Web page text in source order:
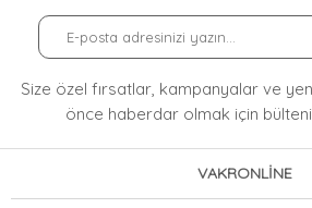
Size özel fırsatlar, kampanyalar ve
önce haberdar olmak için
VAKRONLİNE